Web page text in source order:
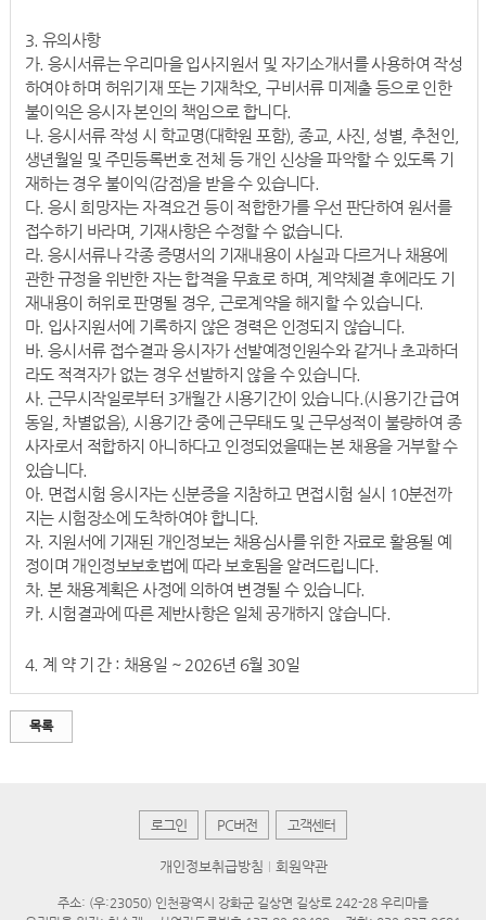
3. 유의사항
가. 응시서류는 우리마을 입사지원서 및 자기소개서를 사용하여 작성
하여야 하며 허위기재 또는 기재착오, 구비서류 미제출 등으로 인한
불이익은 응시자 본인의 책임으로 합니다.
나. 응시서류 작성 시 학교명(대학원 포함), 종교, 사진, 성별, 추천인,
생년월일 및 주민등록번호 전체 등 개인 신상을 파악할 수 있도록 기
재하는 경우 불이익(감점)을 받을 수 있습니다.
다. 응시 희망자는 자격요건 등이 적합한가를 우선 판단하여 원서를
접수하기 바라며, 기재사항은 수정할 수 없습니다.
라. 응시서류나 각종 증명서의 기재내용이 사실과 다르거나 채용에
관한 규정을 위반한 자는 합격을 무효로 하며, 계약체결 후에라도 기
재내용이 허위로 판명될 경우, 근로계약을 해지할 수 있습니다.
마. 입사지원서에 기록하지 않은 경력은 인정되지 않습니다.
바. 응시서류 접수결과 응시자가 선발예정인원수와 같거나 초과하더
라도 적격자가 없는 경우 선발하지 않을 수 있습니다.
사. 근무시작일로부터 3개월간 시용기간이 있습니다.(시용기간 급여
동일, 차별없음), 시용기간 중에 근무태도 및 근무성적이 불량하여 종
사자로서 적합하지 아니하다고 인정되었을때는 본 채용을 거부할 수
있습니다.
아. 면접시험 응시자는 신분증을 지참하고 면접시험 실시 10분전까
지는 시험장소에 도착하여야 합니다.
자. 지원서에 기재된 개인정보는 채용심사를 위한 자료로 활용될 예
정이며 개인정보보호법에 따라 보호됨을 알려드립니다.
차. 본 채용계획은 사정에 의하여 변경될 수 있습니다.
카. 시험결과에 따른 제반사항은 일체 공개하지 않습니다.
4. 계 약 기 간 : 채용일 ~ 2026년 6월 30일
목록
로그인 PC버전 고객센터
개인정보취급방침 회원약관
주소: (우:23050) 인천광역시 강화군 길상면 길상로 242-28 우리마을